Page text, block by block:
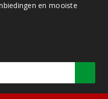
en mooiste